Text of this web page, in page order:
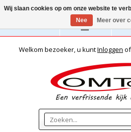
Nederlands
Welkom bezoeker, u kuntInloggen of
Wij slaan cookies op om onze website te
Nee
Meer over